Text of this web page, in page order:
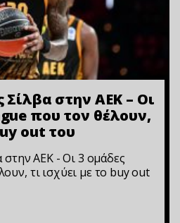
Σίλβα στην ΑΕΚ – Οι
που τον θέλουν,
out του
στην ΑΕΚ - Οι 3 ομάδες
τι ισχύει με το buy out